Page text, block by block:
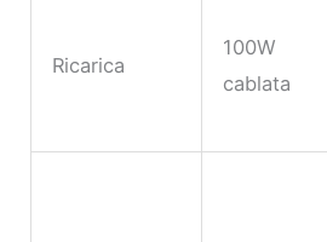
Ricarica
100W
cablata